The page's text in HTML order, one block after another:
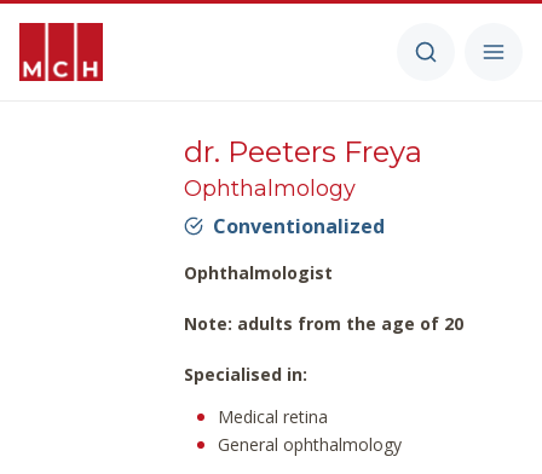
dr. Peeters Freya
Ophthalmology
Conventionalized
Ophthalmologist
Note: adults from the age of 20
Specialised in:
Medical retina
General ophthalmology